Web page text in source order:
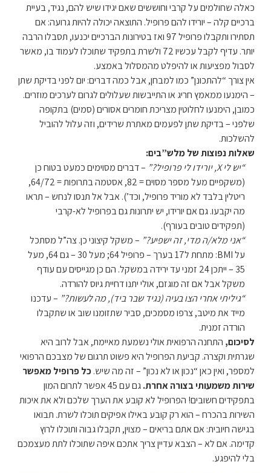
כאלה שחולמים על קרבי וחוששים שאם יגידו שיש להם, נגיד, בעיית
ברכיים קלה – יורידו להם פרופיל. התוצאה יכולה להיות גרועה: אם
תסתירו ותקבלו פרופיל 97 ואז בטירונות הברכיים יכנעו, תסבלו הרבה
יותר. עדיף לקבל עכשיו 72 ולשרת בתפקיד שתוכלו לעמוד בו, מאשר
לסבול מפציעות או להיפלט מהמסלול באמצע.
אין צורך “להתכונן” כמו למבחן, אבל כמה דברים: יום לפני בדיקת שתן
– הימנעו ממאמץ חריג או התייבשות שעלולים לגרום לערכים מוזרים.
כמובן, הימנעו לחלוטין מצריכת חומרים אסורים (סמים) בתקופה
שלפני – בדיקת שתן לפעמים מאתרת שרידים, וזה עלול להוביל
להשלכות.
שאלות נפוצות של מלש”בים:
“יש לי X, יורידו לי פרופיל?”
– דברים מסוימים כמעט בטוח כן
(משקפיים מעל מספר מסוים = 82, אסטמה בתרופות = 64/72,
ריטלין בלבד לא מוריד פרופיל, וכד’). אבל אל תנסו לנחש – תראו
מה יקבעו. גם אם יורידו, יש יתרונות גם בפרופיל לא-קרבי
(תפקידים טובים בעורף).
“אני מלא/ה מדי, זה ישפיע?” – משקל קיצוני כן. צה”ל מסתכל
על BMI: מתחת ל17 בערך – פרופיל 64; מעל 30 – גם 64, מעל
35 – ייתכן 24 זמני עד ירידה במשקל. הם כן מגייסים עם עודף
משקל אבל אם זה מוגזם, אולי יתנו דחיית גיוס להורדה.
“גיליתי אחרי הצו בעיה (נגיד שבר ביד), מה לעשות?” – עדכנו
מייד את מיטב, צרפו מסמכים, סביר שתזומנו שוב או שתקבלו
הורדה זמנית.
לסיכום, התחנה הרפואית אולי נשמעת מאיימת, אבל לרוב היא
שגרתית וקצרה. קביעת הפרופיל היא פשוט תרגום של מצבכם הרפואי
למספר, ואין כאן “נכון או לא נכון” – זה מה שיש.כל פרופיל מאפשר
שירות משמעותי בצורה אחרת.
גם עם 45 אפשר לתרום המון
בתפקידים חשובים! הפרופיל לא קובע את הערך שלכם ולא את איכות
השירות בהכרח – הוא רק קובע באילו אפיקים תוכלו לשרת. תבואו
בגישה חיובית: אם אתם בריאים – מצוין, תקבלו גבוה ותוכלו לרוץ
קדימה. אם לא – הצבא עדיין צריך אתכם איפה שתוכלו לתת מעצמכם
בלי להיפגע.